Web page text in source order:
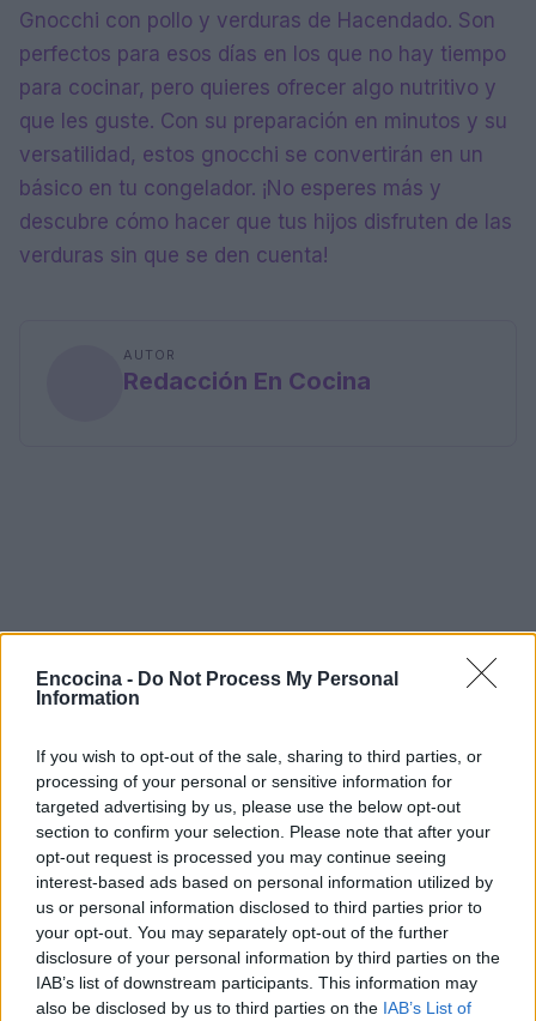
Encocina - Do Not Process My Personal
Information
If you wish to opt-out of the sale, sharing to third parties, or
processing of your personal or sensitive information for
targeted advertising by us, please use the below opt-out
section to confirm your selection. Please note that after your
opt-out request is processed you may continue seeing
interest-based ads based on personal information utilized by
us or personal information disclosed to third parties prior to
your opt-out. You may separately opt-out of the further
disclosure of your personal information by third parties on the
IAB’s list of downstream participants. This information may
also be disclosed by us to third parties on the IAB’s List of
Gnocchi con pollo y verduras de Hacendado. Son
perfectos para esos días en los que no hay tiempo
para cocinar, pero quieres ofrecer algo nutritivo y
que les guste. Con su preparación en minutos y su
versatilidad, estos gnocchi se convertirán en un
básico en tu congelador. ¡No esperes más y
descubre cómo hacer que tus hijos disfruten de las
verduras sin que se den cuenta!
AUTOR
Redacción En Cocina
Sigue leyendo